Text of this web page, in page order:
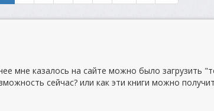
мне казалось на сайте можно было загрузить
сейчас? или как эти книги можно